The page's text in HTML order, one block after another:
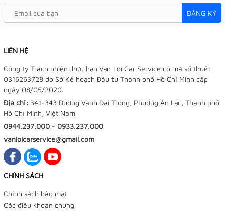
ĐĂNG KÝ
LIÊN HỆ
Công ty Trách nhiệm hữu hạn Vạn Lợi Car Service có mã số thuế:
0316263728 do Sở Kế hoạch Đầu tư Thành phố Hồ Chí Minh cấp
ngày 08/05/2020.
Địa chỉ: 341-343 Đường Vành Đai Trong, Phường An Lạc, Thành phố
Hồ Chí Minh, Việt Nam
0944.237.000 - 0933.237.000
vanloicarservice@gmail.com
CHÍNH SÁCH
Chính sách bảo mật
Các điều khoản chung